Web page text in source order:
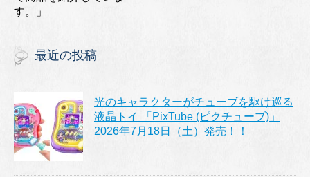
す。」
最近の投稿
光のキャラクターがチューブを駆け巡る
液晶トイ 「PixTube (ピクチューブ)」
2026年7月18日（土）発売！！